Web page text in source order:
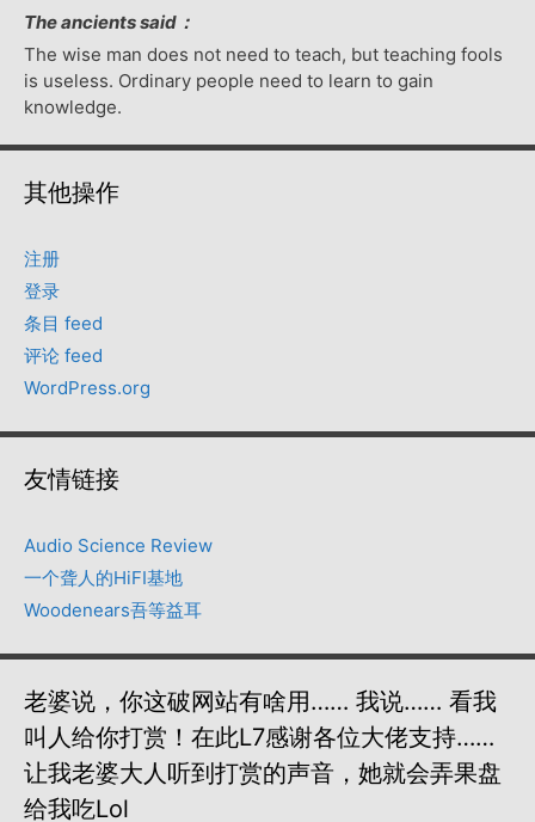
The ancients said：
The wise man does not need to teach, but teaching fools
is useless. Ordinary people need to learn to gain
knowledge.
其他操作
注册
登录
条目 feed
评论 feed
WordPress.org
友情链接
Audio Science Review
一个聋人的HiFI基地
Woodenears吾等益耳
老婆说，你这破网站有啥用…… 我说…… 看我
叫人给你打赏！在此L7感谢各位大佬支持……
让我老婆大人听到打赏的声音，她就会弄果盘
给我吃lol